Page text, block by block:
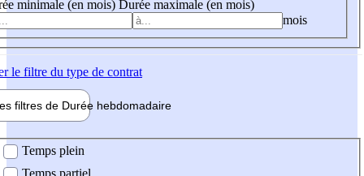
minimale (en mois) Durée maximale (en mois)
mois
le filtre du type de contrat
filtres de Durée hebdomadaire
Temps plein